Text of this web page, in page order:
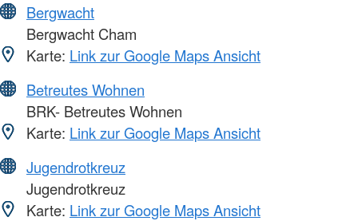
Bergwacht
Bergwacht Cham
Karte: Link zur Google Maps Ansicht
Betreutes Wohnen
BRK- Betreutes Wohnen
Karte: Link zur Google Maps Ansicht
Jugendrotkreuz
Jugendrotkreuz
Karte: Link zur Google Maps Ansicht